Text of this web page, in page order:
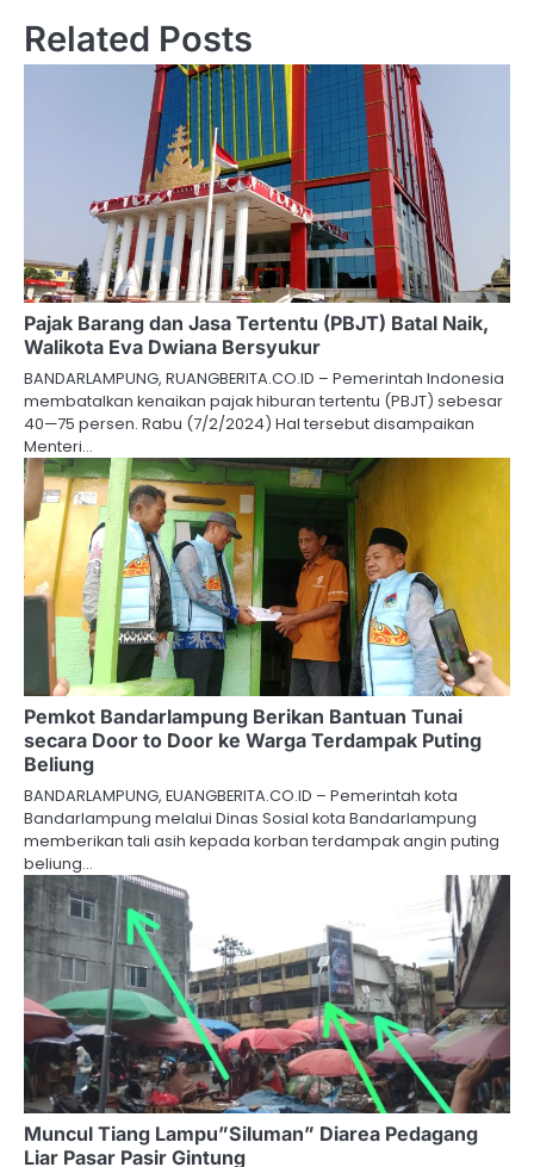
Related Posts
Pajak Barang dan Jasa Tertentu (PBJT) Batal Naik,
Walikota Eva Dwiana Bersyukur
BANDARLAMPUNG, RUANGBERITA.CO.ID – Pemerintah Indonesia
membatalkan kenaikan pajak hiburan tertentu (PBJT) sebesar
40—75 persen. Rabu (7/2/2024) Hal tersebut disampaikan
Menteri…
Pemkot Bandarlampung Berikan Bantuan Tunai
secara Door to Door ke Warga Terdampak Puting
Beliung
BANDARLAMPUNG, EUANGBERITA.CO.ID – Pemerintah kota
Bandarlampung melalui Dinas Sosial kota Bandarlampung
memberikan tali asih kepada korban terdampak angin puting
beliung…
Muncul Tiang Lampu”Siluman” Diarea Pedagang
Liar Pasar Pasir Gintung